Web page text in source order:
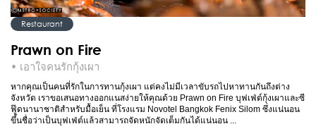
Restaurant
Prawn on Fire
• เอาใจคนรักกุ้งเผา
หากคุณเป็นคนที่รักในการทานกุ้งเผา แต่คงไม่มีเวลาขับรถไปหาทานกันถึงต่าง
จังหวัด เราขอเสนอทางออกแนสง่ายให้คุณด้วย Prawn on Fire บุฟเฟ่ต์กุ้งเผาและซี
ฟู๊ดนานาชาติสำหรับมื้อเย็น ที่โรงแรม Novotel Bangkok Fenix Silom ซึ่งแน่นอน
ขึ้นชื่อว่าเป็นบุฟเฟ่ต์แล้วสามารถจัดหนักจัดเต็มกันได้แน่นอน ...